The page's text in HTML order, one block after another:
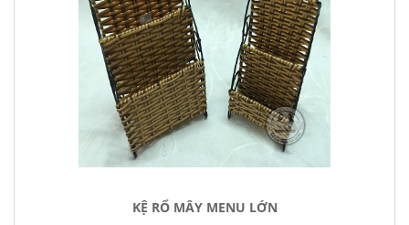
KỆ RỔ MÂY MENU LỚN